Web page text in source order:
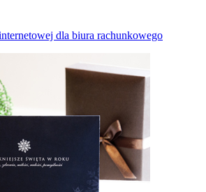
dla biura rachunkowego